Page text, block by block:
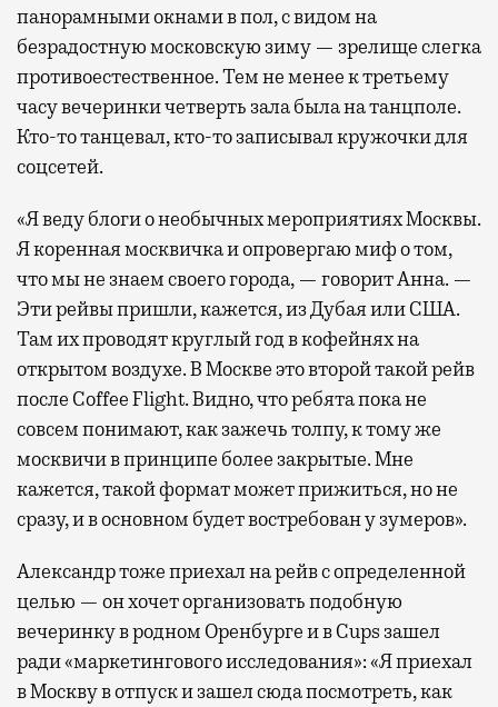
панорамными окнами в пол, с видом на
безрадостную московскую зиму — зрелище слегка
противоестественное. Тем не менее к третьему
часу вечеринки четверть зала была на танцполе.
Кто-то танцевал, кто-то записывал кружочки для
соцсетей.
«Я веду блоги о необычных мероприятиях Москвы.
Я коренная москвичка и опровергаю миф о том,
что мы не знаем своего города, — говорит Анна. —
Эти рейвы пришли, кажется, из Дубая или США.
Там их проводят круглый год в кофейнях на
открытом воздухе. В Москве это второй такой рейв
после Coffee Flight. Видно, что ребята пока не
совсем понимают, как зажечь толпу, к тому же
москвичи в принципе более закрытые. Мне
кажется, такой формат может прижиться, но не
сразу, и в основном будет востребован у зумеров».
Александр тоже приехал на рейв с определенной
целью — он хочет организовать подобную
вечеринку в родном Оренбурге и в Cups зашел
ради «маркетингового исследования»: «Я приехал
в Москву в отпуск и зашел сюда посмотреть, как